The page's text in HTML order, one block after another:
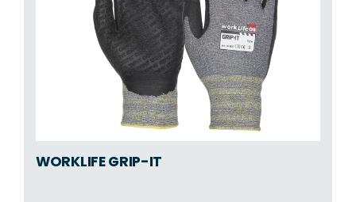
WORKLIFE GRIP-IT